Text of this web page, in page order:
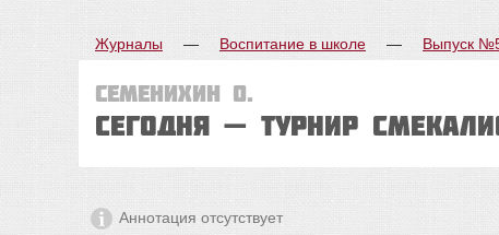
Журналы — Воспитание в школе — Выпуск
Семенихин О.
Сегодня — турнир
Аннотация отсутствует